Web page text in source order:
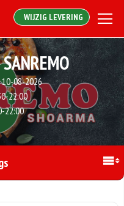
WIJZIG LEVERING
10-08-2026
22:00
22:00